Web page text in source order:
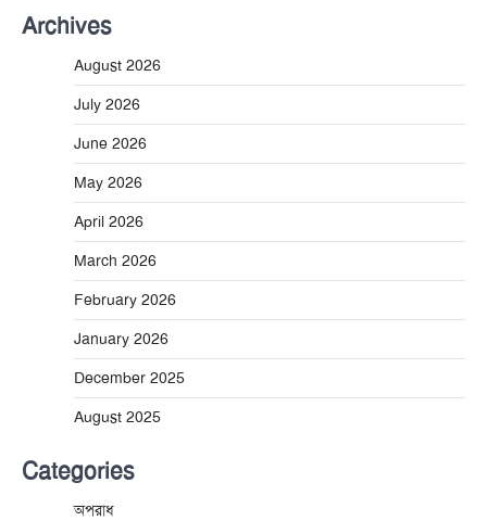
Archives
August 2026
July 2026
June 2026
May 2026
April 2026
March 2026
February 2026
January 2026
December 2025
August 2025
Categories
অপরাধ